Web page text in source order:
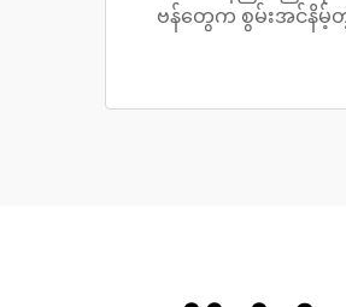
ဗန်တွေက စွမ်းအင်နိမ့်